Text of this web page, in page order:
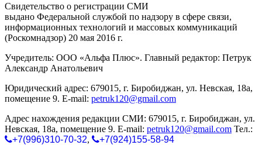
Свидетельство о регистрации СМИ
выдано Федеральной службой по надзору в сфере связи,
информационных технологий и массовых коммуникаций
(Роскомнадзор) 20 мая 2016 г.
Учредитель: ООО «Альфа Плюс». Главный редактор: Петрук
Александр Анатольевич
Юридический адрес: 679015, г. Биробиджан, ул. Невская, 18а,
помещение 9. E-mail: petruk120@gmail.com
Адрес нахождения редакции СМИ: 679015, г. Биробиджан, ул.
Невская, 18а, помещение 9. E-mail: petruk120@gmail.com Тел.:
+7(996)310-70-32,
+7(924)155-58-94